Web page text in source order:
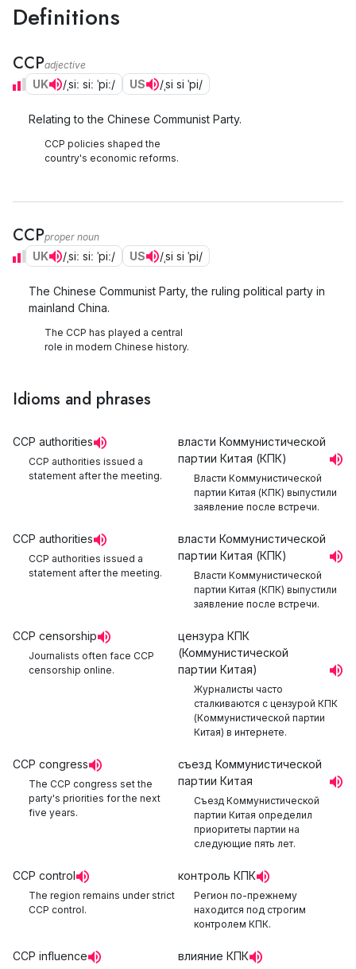
Definitions
CCPadjective
UK /ˌsiː siː ˈpiː/ US /ˌsi si ˈpi/
Relating to the Chinese Communist Party.
CCP policies shaped the
country's economic reforms.
CCPproper noun
UK /ˌsiː siː ˈpiː/ US /ˌsi si ˈpi/
The Chinese Communist Party, the ruling political party in
mainland China.
The CCP has played a central
role in modern Chinese history.
Idioms and phrases
CCP authorities
CCP authorities issued a
statement after the meeting.
власти Коммунистической
партии Китая (КПК)
Власти Коммунистической
партии Китая (КПК) выпустили
заявление после встречи.
CCP authorities
CCP authorities issued a
statement after the meeting.
власти Коммунистической
партии Китая (КПК)
Власти Коммунистической
партии Китая (КПК) выпустили
заявление после встречи.
CCP censorship
Journalists often face CCP
censorship online.
цензура КПК
(Коммунистической
партии Китая)
Журналисты часто
сталкиваются с цензурой КПК
(Коммунистической партии
Китая) в интернете.
CCP congress
The CCP congress set the
party's priorities for the next
five years.
съезд Коммунистической
партии Китая
Съезд Коммунистической
партии Китая определил
приоритеты партии на
следующие пять лет.
CCP control
The region remains under strict
CCP control.
контроль КПК
Регион по-прежнему
находится под строгим
контролем КПК.
CCP influence влияние КПК